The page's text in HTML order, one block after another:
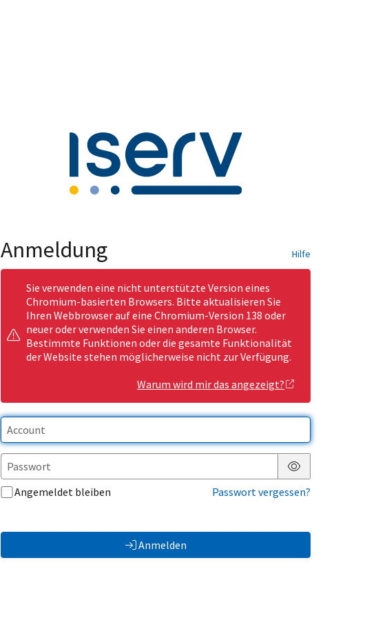
Anmeldung Hilfe
Sie verwenden eine nicht unterstützte Version eines
Chromium-basierten Browsers. Bitte aktualisieren Sie
Ihren Webbrowser auf eine Chromium-Version 138 oder
neuer oder verwenden Sie einen anderen Browser.
Bestimmte Funktionen oder die gesamte Funktionalität
der Website stehen möglicherweise nicht zur Verfügung.
Warum wird mir das angezeigt?
Passwort anzeigen
Angemeldet bleiben
Passwort vergessen?
Anmelden